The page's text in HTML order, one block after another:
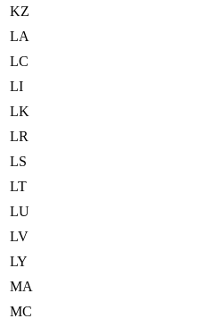
KZ
LA
LC
LI
LK
LR
LS
LT
LU
LV
LY
MA
MC